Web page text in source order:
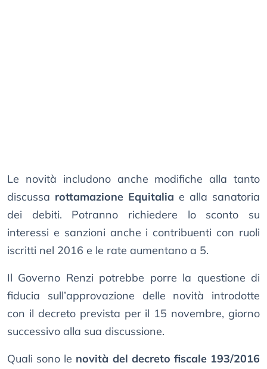
Le novità includono anche modifiche alla tanto
discussa rottamazione Equitalia e alla sanatoria
dei debiti. Potranno richiedere lo sconto su
interessi e sanzioni anche i contribuenti con ruoli
iscritti nel 2016 e le rate aumentano a 5.
Il Governo Renzi potrebbe porre la questione di
fiducia sull’approvazione delle novità introdotte
con il decreto prevista per il 15 novembre, giorno
successivo alla sua discussione.
Quali sono le novità del decreto fiscale 193/2016